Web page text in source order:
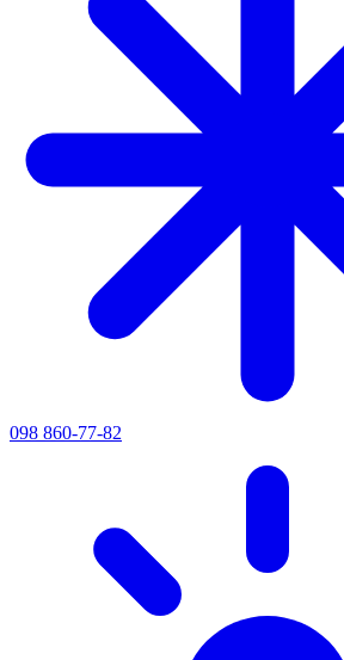
098 860-77-82